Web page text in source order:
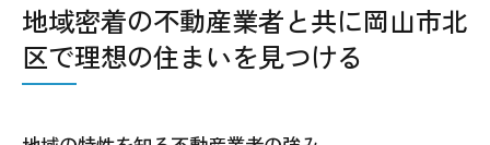
地域密着の不動産業者と共に岡山市北
区で理想の住まいを見つける